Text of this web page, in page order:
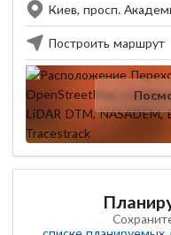
Киев, просп.
Построить маршрут